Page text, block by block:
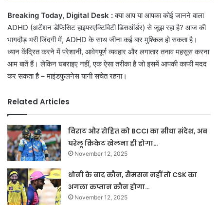
Breaking Today, Digital Desk :क्या आप या आपका कोई जानने वाला
ADHD (अटेंशन डेफिसिट हाइपरएक्टिविटी डिसऑर्डर) से जूझ रहा है? आज की
भागदौड़ भरी जिंदगी में, ADHD के साथ जीना कई बार मुश्किल हो सकता है।
ध्यान केंद्रित करने में परेशानी, आवेगपूर्ण व्यवहार और लगातार तनाव महसूस करना
आम बातें हैं। लेकिन घबराइए नहीं, एक ऐसा तरीका है जो इसमें आपकी काफी मदद
कर सकता है – माइंडफुलनेस यानी सचेत रहना।
Related Articles
विराट और रोहित को BCCI का सीधा संदेश, अब
घरेलू क्रिकेट खेलना ही होगा…
November 12, 2025
धोनी के बाद कौन, सैमसन नहीं तो CSK का
अगला कप्तान कौन होगा…
November 12, 2025